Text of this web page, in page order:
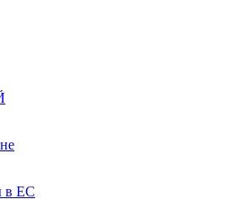
в ЕС